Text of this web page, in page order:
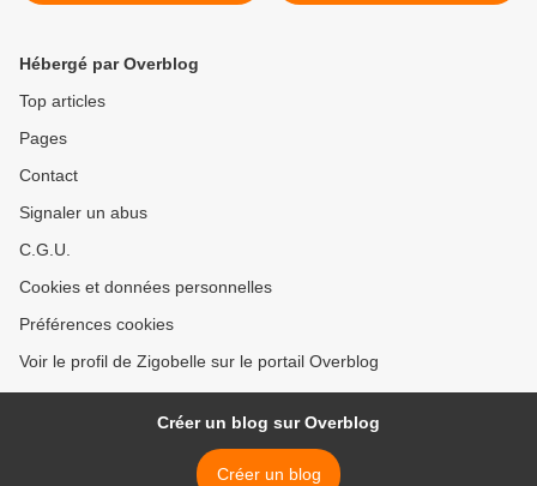
Hébergé par Overblog
Top articles
Pages
Contact
Signaler un abus
C.G.U.
Cookies et données personnelles
Préférences cookies
Voir le profil de Zigobelle sur le portail Overblog
Créer un blog sur Overblog
Créer un blog